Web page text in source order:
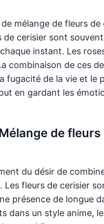
mélange de fleurs
cerisier sont
instant. Les
combinaison de ces
fugacité de la vie et le
en gardant les
de
du désir de
fleurs de cerisier
présence de longue
dans un style anime,